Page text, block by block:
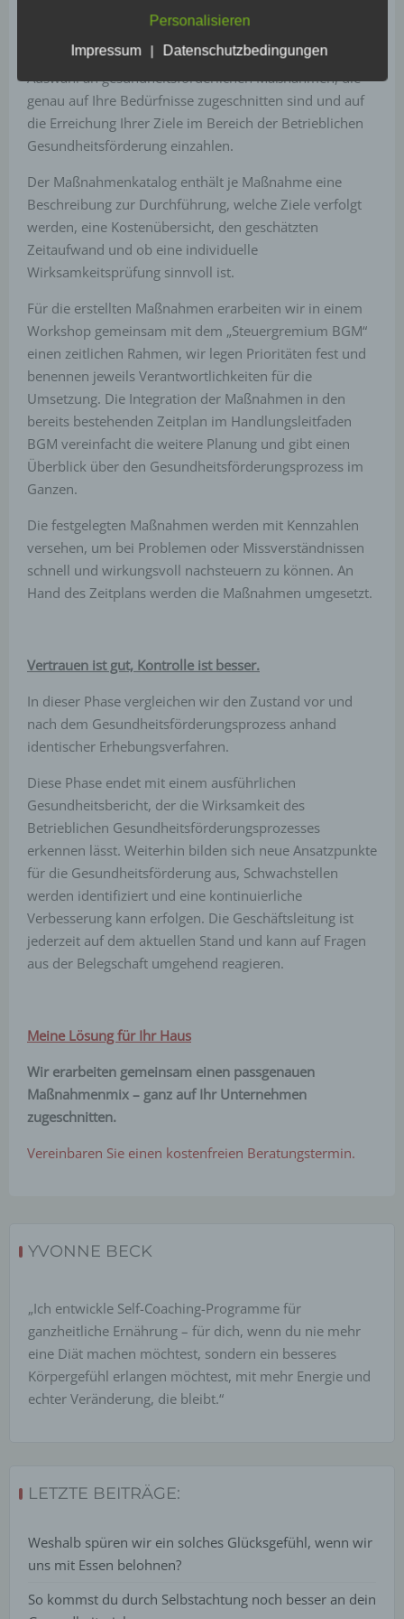
Anhand der Bewertung des Gesundheitsberichtes und
geeigneten Maßnahmenkatalog. Er beinhaltet eine
Auswahl an gesundheitsförderlichen Maßnahmen, die
genau auf Ihre Bedürfnisse zugeschnitten sind und auf
die Erreichung Ihrer Ziele im Bereich der Betrieblichen
Gesundheitsförderung einzahlen.
Der Maßnahmenkatalog enthält je Maßnahme eine
Beschreibung zur Durchführung, welche Ziele verfolgt
werden, eine Kostenübersicht, den geschätzten
Zeitaufwand und ob eine individuelle
Wirksamkeitsprüfung sinnvoll ist.
Für die erstellten Maßnahmen erarbeiten wir in einem
Workshop gemeinsam mit dem „Steuergremium BGM“
einen zeitlichen Rahmen, wir legen Prioritäten fest und
benennen jeweils Verantwortlichkeiten für die
Umsetzung. Die Integration der Maßnahmen in den
bereits bestehenden Zeitplan im Handlungsleitfaden
BGM vereinfacht die weitere Planung und gibt einen
Überblick über den Gesundheitsförderungsprozess im
Ganzen.
Die festgelegten Maßnahmen werden mit Kennzahlen
versehen, um bei Problemen oder Missverständnissen
schnell und wirkungsvoll nachsteuern zu können. An
Hand des Zeitplans werden die Maßnahmen umgesetzt.
Vertrauen ist gut, Kontrolle ist besser.
In dieser Phase vergleichen wir den Zustand vor und
nach dem Gesundheitsförderungsprozess anhand
identischer Erhebungsverfahren.
Diese Phase endet mit einem ausführlichen
Gesundheitsbericht, der die Wirksamkeit des
Betrieblichen Gesundheitsförderungsprozesses
erkennen lässt. Weiterhin bilden sich neue Ansatzpunkte
für die Gesundheitsförderung aus, Schwachstellen
werden identifiziert und eine kontinuierliche
Verbesserung kann erfolgen. Die Geschäftsleitung ist
jederzeit auf dem aktuellen Stand und kann auf Fragen
aus der Belegschaft umgehend reagieren.
Meine Lösung für Ihr Haus
Wir erarbeiten gemeinsam einen passgenauen
Maßnahmenmix – ganz auf Ihr Unternehmen
zugeschnitten.
Vereinbaren Sie einen kostenfreien Beratungstermin.
YVONNE BECK
„Ich entwickle Self-Coaching-Programme für
ganzheitliche Ernährung – für dich, wenn du nie mehr
eine Diät machen möchtest, sondern ein besseres
Körpergefühl erlangen möchtest, mit mehr Energie und
echter Veränderung, die bleibt.“
LETZTE BEITRÄGE:
Weshalb spüren wir ein solches Glücksgefühl, wenn wir
uns mit Essen belohnen?
So kommst du durch Selbstachtung noch besser an dein
werden können, sofern diese zusätzlichen
technischen und organisatorischen Maßnahmen
personenbezogenen Daten nicht einer identifizierten
oder identifizierbaren natürlichen Person
zugewiesen werden.
Verantwortlicher
Verantwortlicher oder für die Verarbeitung
Verantwortlicher ist die natürliche oder juristische
Person, Behörde, Einrichtung oder andere Stelle, die
allein oder gemeinsam mit anderen über die Zwecke
Daten entscheidet. Sind die Zwecke und Mittel
Recht der Mitgliedstaaten vorgegeben, so kann der
Verantwortliche beziehungsweise können die
bestimmten Kriterien seiner Benennung nach dem
Unionsrecht oder dem Recht der Mitgliedstaaten
vorgesehen werden.
h) Auftragsverarbeiter
Auftragsverarbeiter ist eine natürliche oder
andere Stelle, die personenbezogene Daten im
Auftrag des Verantwortlichen verarbeitet.
i) Empfänger
der personenbezogene Daten offengelegt werden,
unabhängig davon, ob es sich bei ihr um einen
Dritten handelt oder nicht. Behörden, die im Rahmen
eines bestimmten Untersuchungsauftrags nach
dem Unionsrecht oder dem Recht der
Mitgliedstaaten möglicherweise personenbezogene
Daten erhalten, gelten jedoch nicht als Empfänger.
j) Dritter
Dritter ist eine natürliche oder juristische Person,
Behörde, Einrichtung oder andere Stelle außer der
betroffenen Person, dem Verantwortlichen, dem
Auftragsverarbeiter und den Personen, die unter der
unmittelbaren Verantwortung des Verantwortlichen
oder des Auftragsverarbeiters befugt sind, die
personenbezogenen Daten zu verarbeiten.
Einwilligung ist jede von der betroffenen Person
Weise und unmissverständlich abgegebene
Willensbekundung in Form einer Erklärung oder
einer sonstigen eindeutigen bestätigenden
Handlung, mit der die betroffene Person zu
betreffenden personenbezogenen Daten
einverstanden ist.
Verantwortlichen
Europäischen Union geltenden Datenschutzgesetze
und anderer Bestimmungen mit
datenschutzrechtlichem Charakter ist die:
Yvonne Beck - Gesundheitsberatung
Yvonne Beck
Deutschland
E-Mail: mail@yvonnebeck.de
Cookies / SessionStorage / LocalStorage
Personalisieren
Impressum | Datenschutzbedingungen